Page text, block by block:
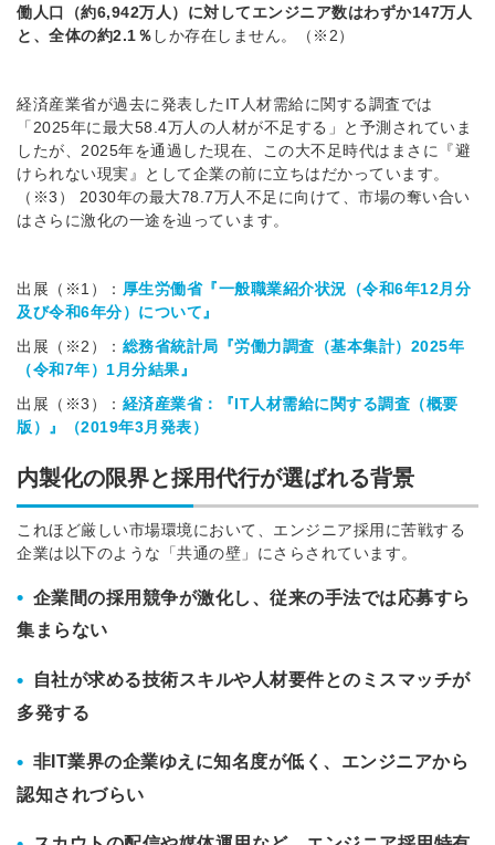
働人口（約6,942万人）に対してエンジニア数はわずか147万人
と、全体の約2.1％ しか存在しません。（※2）
経済産業省が過去に発表したIT人材需給に関する調査では
「2025年に最大58.4万人の人材が不足する」と予測されていま
したが、2025年を通過した現在、この大不足時代はまさに『避
けられない現実』として企業の前に立ちはだかっています。
（※3） 2030年の最大78.7万人不足に向けて、市場の奪い合い
はさらに激化の一途を辿っています。
出展（※1）： 厚生労働省『一般職業紹介状況（令和6年12月分
及び令和6年分）について』
出展（※2）： 総務省統計局『労働力調査（基本集計）2025年
（令和7年）1月分結果』
出展（※3）： 経済産業省：『IT人材需給に関する調査（概要
版）』（2019年3月発表）
内製化の限界と採用代行が選ばれる背景
これほど厳しい市場環境において、エンジニア採用に苦戦する
企業は以下のような「共通の壁」にさらされています。
• 企業間の採用競争が激化し、従来の手法では応募すら
集まらない
•
自社が求める技術スキルや人材要件とのミスマッチが
多発する
• 非IT業界の企業ゆえに知名度が低く、エンジニアから
認知されづらい